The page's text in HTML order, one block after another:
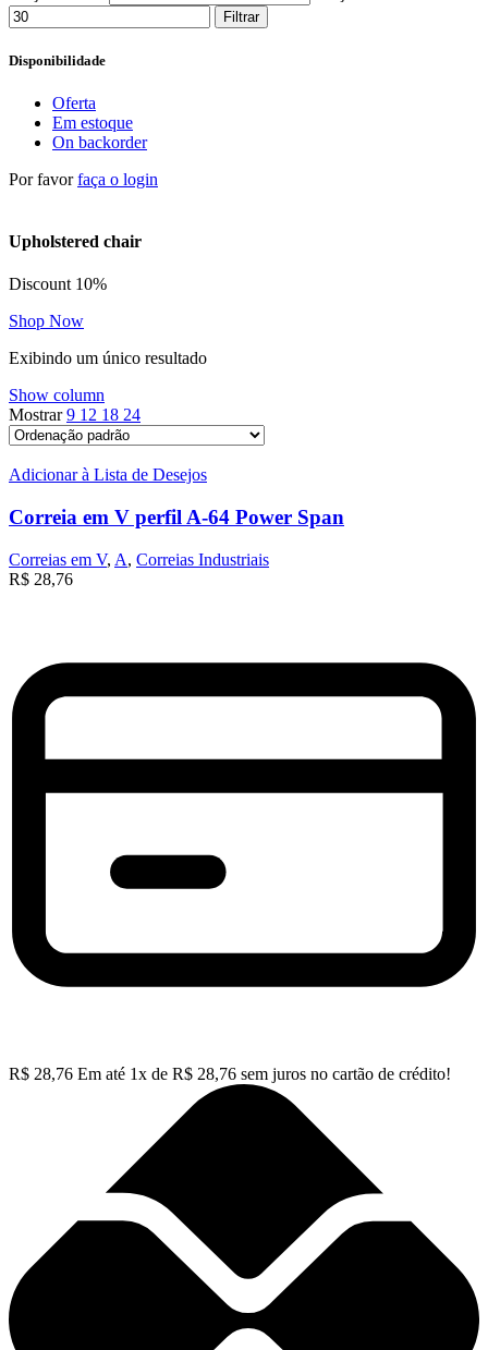
Filtrar
Disponibilidade
Oferta
Em estoque
On backorder
Por favorfaça o login
Upholstered chair
Discount 10%
Shop Now
Exibindo um único resultado
Show column
Mostrar9 12 18 24
Adicionar à Lista de Desejos
Correia em V perfil A-64 Power Span
Correias em V, A, Correias Industriais
R$ 28,76
R$ 28,76 Em até 1x de R$ 28,76 sem juros no cartão de crédito!